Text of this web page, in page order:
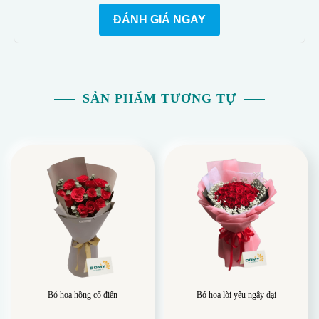
- Giao hoa nhanh: Lựa chọn ngày giao hàng trong nội
- Hoa tươi lâu: Cam kết giữ hoa tươi ít nhất 3 ngày sau
hàng thứ 2 trở lên.
ĐÁNH GIÁ NGAY
SẢN PHẨM TƯƠNG TỰ
Bó hoa hồng cổ điển Bó hoa lời yêu ngây dại